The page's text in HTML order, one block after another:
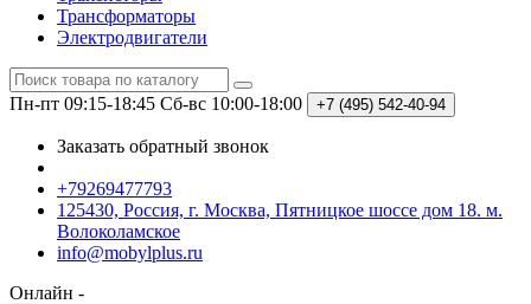
Трансформаторы
Электродвигатели
Пн-пт 09:15-18:45 Сб-вс 10:00-18:00 +7 (495) 542-40-94
Заказать обратный звонок
+79269477793
125430, Россия, г. Москва, Пятницкое шоссе дом 18. м.
Волоколамское
info@mobylplus.ru
Онлайн -